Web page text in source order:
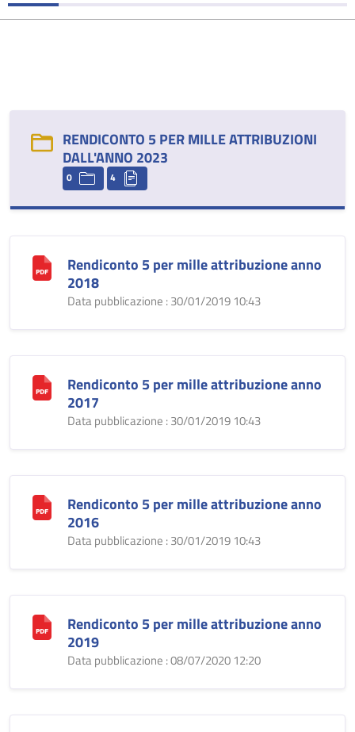
RENDICONTO 5 PER MILLE ATTRIBUZIONI
DALL'ANNO 2023
0 4
Rendiconto 5 per mille attribuzione anno
2018
Data pubblicazione : 30/01/2019 10:43
Rendiconto 5 per mille attribuzione anno
2017
Data pubblicazione : 30/01/2019 10:43
Rendiconto 5 per mille attribuzione anno
2016
Data pubblicazione : 30/01/2019 10:43
Rendiconto 5 per mille attribuzione anno
2019
Data pubblicazione : 08/07/2020 12:20